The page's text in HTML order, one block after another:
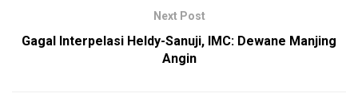
Next Post
Gagal Interpelasi Heldy-Sanuji, IMC: Dewane Manjing
Angin